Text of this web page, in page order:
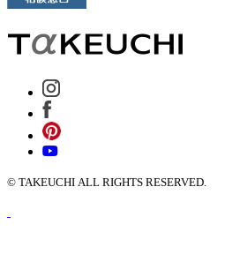
© TAKEUCHI ALL RIGHTS RESERVED.